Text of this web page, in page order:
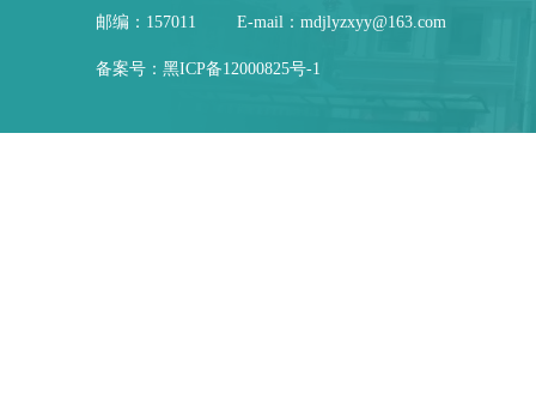
邮编：157011 E-mail：mdjlyzxyy@163.com
备案号： 黑ICP备12000825号-1